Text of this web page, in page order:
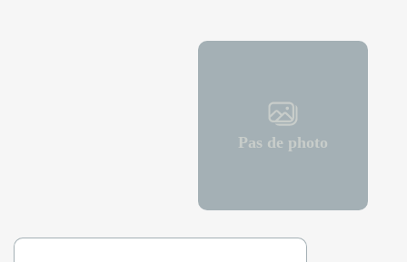
Pas de photo